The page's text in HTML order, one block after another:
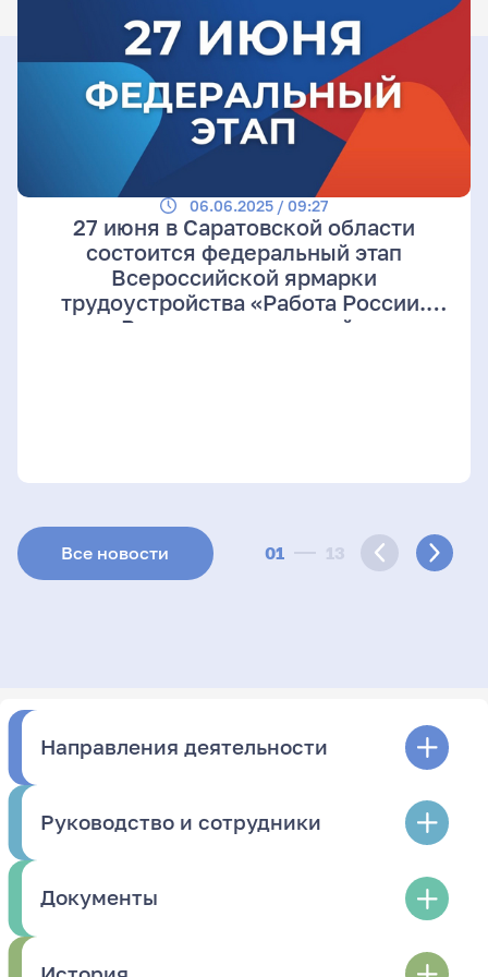
01 13
06.06.2025 / 09:27
27 июня в Саратовской области
состоится федеральный этап
Всероссийской ярмарки
трудоустройства «Работа России.
Время возможностей»
Все новости
Направления деятельности
Руководство и сотрудники
Документы